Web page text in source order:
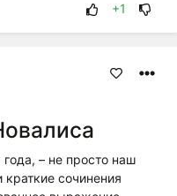
+1
– не просто наш
сочинения